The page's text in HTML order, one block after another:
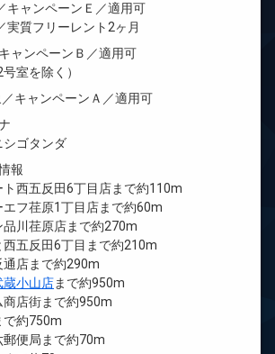
キャンペーンＥ／適用可
実質フリーレント2ヶ月
ャンペーンＢ／適用可
室を除く）
キャンペーンＡ／適用可
シゴタンダ
報
ト西五反田6丁目店まで約110m
エフ荏原1丁目店まで約60m
品川荏原店まで約270m
西五反田6丁目まで約210m
通店まで約290m
蔵小山店まで約950m
店街まで約950m
で約750m
便局まで約70m